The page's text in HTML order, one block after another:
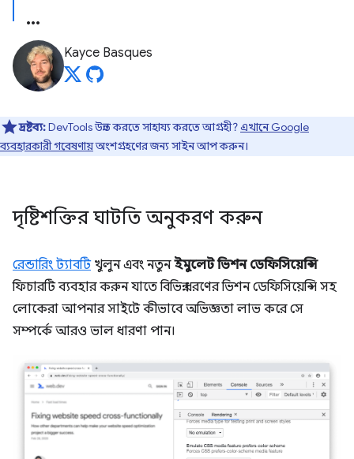
Kayce Basques
দ্রষ্টব্য:DevTools উন্নত করতে সাহায্য করতে আগ্রহী?এখানে Google
ব্যবহারকারী গবেষণায়অংশগ্রহণের জন্য সাইন আপ করুন।
দৃষ্টিশক্তির ঘাটতি অনুকরণ করুন
রেন্ডারিং ট্যাবটিখুলুন এবং নতুনইমুলেট ভিশন ডেফিসিয়েন্সি
ফিচারটি ব্যবহার করুন যাতে বিভিন্ন ধরণের ভিশন ডেফিসিয়েন্সি সহ
লোকেরা আপনার সাইটে কীভাবে অভিজ্ঞতা লাভ করে সে
সম্পর্কে আরও ভাল ধারণা পান।